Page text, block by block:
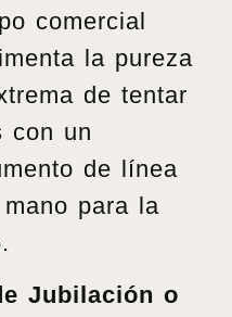
comercial
la pureza
de tentar
con un
de línea
para la
Jubilación o